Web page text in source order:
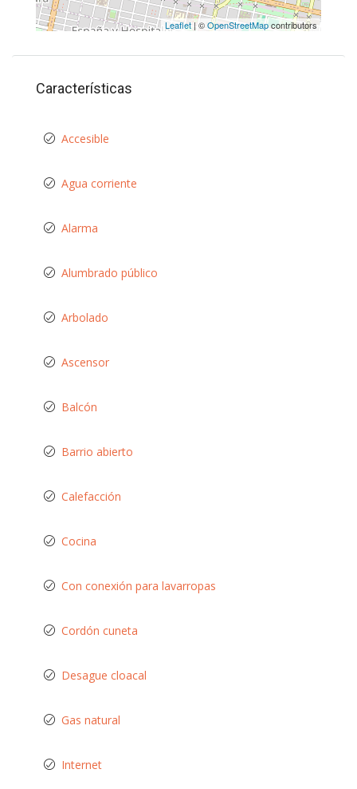
Leaflet| ©OpenStreetMapcontributors
Características
Accesible
Agua corriente
Alarma
Alumbrado público
Arbolado
Ascensor
Balcón
Barrio abierto
Calefacción
Cocina
Con conexión para lavarropas
Cordón cuneta
Desague cloacal
Gas natural
Internet